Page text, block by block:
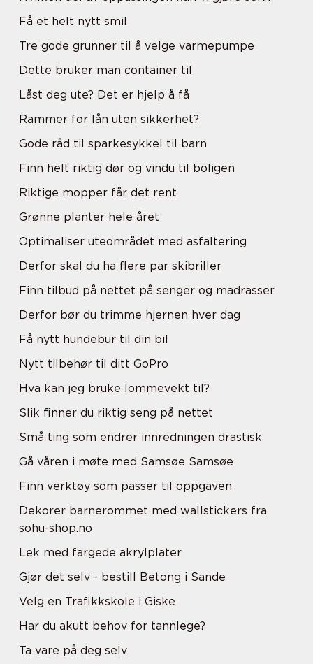
Få et helt nytt smil
Tre gode grunner til å velge varmepumpe
Dette bruker man container til
Låst deg ute? Det er hjelp å få
Rammer for lån uten sikkerhet?
Gode råd til sparkesykkel til barn
Finn helt riktig dør og vindu til boligen
Riktige mopper får det rent
Grønne planter hele året
Optimaliser uteområdet med asfaltering
Derfor skal du ha flere par skibriller
Finn tilbud på nettet på senger og madrasser
Derfor bør du trimme hjernen hver dag
Få nytt hundebur til din bil
Nytt tilbehør til ditt GoPro
Hva kan jeg bruke lommevekt til?
Slik finner du riktig seng på nettet
Små ting som endrer innredningen drastisk
Gå våren i møte med Samsøe Samsøe
Finn verktøy som passer til oppgaven
Dekorer barnerommet med wallstickers fra
sohu-shop.no
Lek med fargede akrylplater
Gjør det selv - bestill Betong i Sande
Velg en Trafikkskole i Giske
Har du akutt behov for tannlege?
Ta vare på deg selv